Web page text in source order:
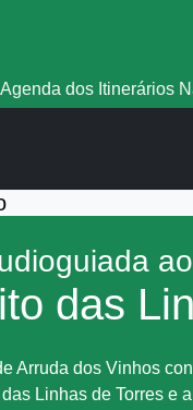
Agenda dos Itinerários
ao
das
Arruda dos Vinhos
das Linhas de Torres e